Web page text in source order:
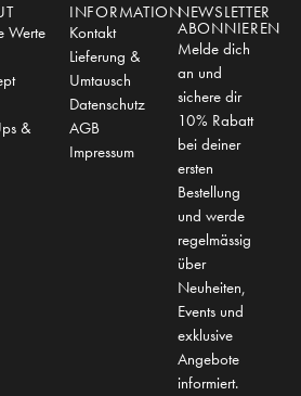
Werte
&
INFORMATION
Kontakt
Lieferung &
Umtausch
Datenschutz
AGB
Impressum
NEWSLETTER
ABONNIEREN
Melde dich
an und
sichere dir
10% Rabatt
bei deiner
ersten
Bestellung
und werde
regelmässig
über
Neuheiten,
Events und
exklusive
Angebote
informiert.